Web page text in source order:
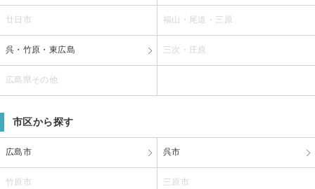
廿日市 福山・尾道・三原
呉・竹原・東広島 三次・庄原
広島県その他
市区から探す
広島市 呉市
竹原市 三原市